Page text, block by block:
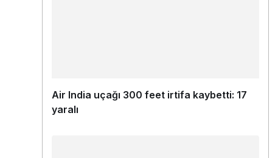
Air India uçağı 300 feet irtifa kaybetti: 17
yaralı